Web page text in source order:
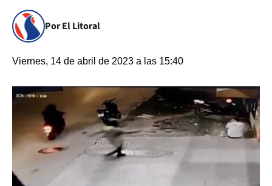
Por El Litoral
Viernes, 14 de abril de 2023 a las 15:40